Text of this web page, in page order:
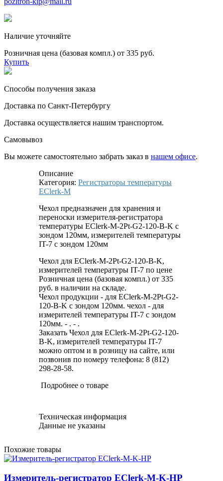
Наличие уточняйте
Розничная цена (базовая компл.) от 335 руб.
Купить
Способы получения заказа
Доставка по Санкт-Петербургу
Доставка осуществляется нашим транспортом.
Самовывоз
Вы можете самостоятельно забрать заказ в нашем офисе.
Описание
Категория: Регистраторы температуры
EClerk-M
Чехол предназначен для хранения и
переноски измерителя-регистратора
температуры EClerk-M-2Pt-G2-120-B-K с
зондом 120мм, измерителей температуры
IT-7 с зондом 120мм
Чехол для EClerk-M-2Pt-G2-120-B-K,
измерителей температуры IT-7 по цене
Розничная цена (базовая компл.) от 335
руб. в наличии на складе.
Чехол продукции - для EClerk-M-2Pt-G2-
120-B-K с зондом 120мм. чехол - для
измерителей температуры IT-7 с зондом
120мм. - . - .
Заказать Чехол для EClerk-M-2Pt-G2-120-
B-K, измерителей температуры IT-7
можно оптом и в розницу на сайте, или
позвонив по номеру телефона: 8 (812)
298-28-58.
Подробнее о товаре
Техническая информация
Данные не указаны
Похожие товары
Измеритель-регистратор EClerk-M-K-HP